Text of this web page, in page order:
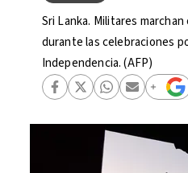
Sri Lanka. Militares
durante las celebraciones
Independencia. (AFP)